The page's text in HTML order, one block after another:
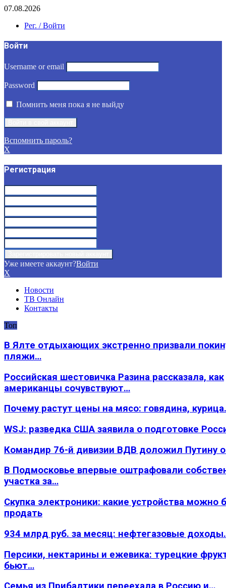
07.08.2026
Рег. / Войти
Войти
Username or email
Password
Помнить меня пока я не выйду
Вспомнить пароль?
X
Регистрация
Уже имеете аккаунт?Войти
X
Новости
ТВ Онлайн
Контакты
Топ
В Ялте отдыхающих экстренно призвали
пляжи…
Российская шестовичка Разина рассказала, как
американцы сочувствуют…
Почему растут цены на мясо: говядина,
WSJ: разведка США заявила о подготовке
Командир 76-й дивизии ВДВ доложил Путину
В Подмосковье впервые оштрафовали
участка за…
Скупка электроники: какие устройства можно
продать
934 млрд руб. за месяц: нефтегазовые
Персики, нектарины и ежевика: турецкие
бьют…